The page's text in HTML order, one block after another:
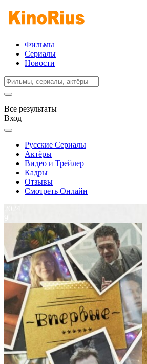
Фильмы
Сериалы
Новости
Все результаты
Вход
Русские Сериалы
Актёры
Видео и Трейлер
Кадры
Отзывы
Смотреть Онлайн